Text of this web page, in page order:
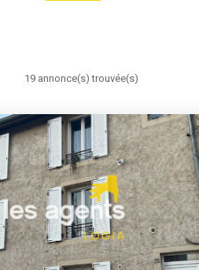
19 annonce(s) trouvée(s)